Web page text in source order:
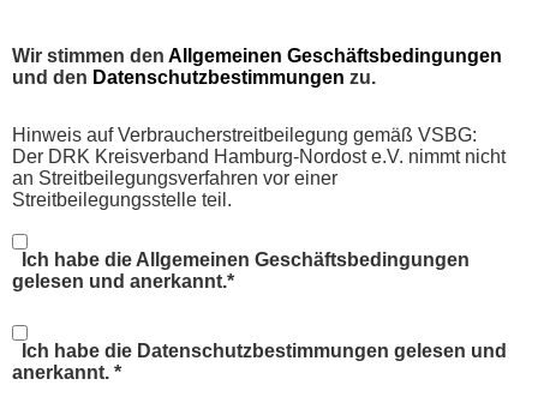
Wir stimmen den Allgemeinen Geschäftsbedingungen
und den Datenschutzbestimmungen zu.
Hinweis auf Verbraucherstreitbeilegung gemäß VSBG:
Der DRK Kreisverband Hamburg-Nordost e.V. nimmt nicht
an Streitbeilegungsverfahren vor einer
Streitbeilegungsstelle teil.
Ich habe die Allgemeinen Geschäftsbedingungen
gelesen und anerkannt.*
Ich habe die Datenschutzbestimmungen gelesen und
anerkannt. *